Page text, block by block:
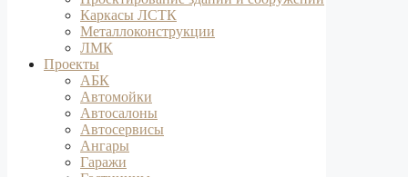
Каркасы ЛСТК
Металлоконструкции
ЛМК
Проекты
АБК
Автомойки
Автосалоны
Автосервисы
Ангары
Гаражи